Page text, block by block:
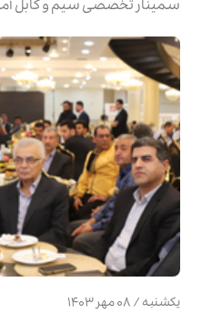
سمینار تخصصی سیم و کابل
یکشنبه / ۰۸ مهر ۱۴۰۳